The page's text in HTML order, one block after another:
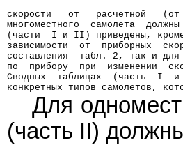
скорости   от   расчетной   (от
многоместного  самолета
(части  I и II) приведены, кроме
зависимости  от  приборных
составления  табл. 2, так и для
по  прибору  при  изменении
Сводных  таблицах  (часть  I  и
конкретных типов самолетов,
Для
(часть II)